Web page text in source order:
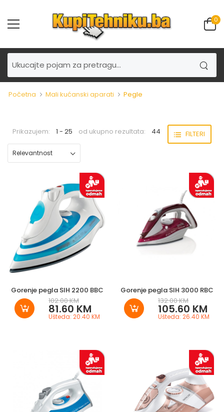
0
Početna Mali kućanski aparati Pegle
Prikazujem: 1 - 25 od ukupno rezultata: 44 FILTERI
Gorenje pegla SIH 2200 BBC
102.00 KM
81.60 KM
Ušteda: 20.40 KM
Gorenje pegla SIH 3000 RBC
132.00 KM
105.60 KM
Ušteda: 26.40 KM